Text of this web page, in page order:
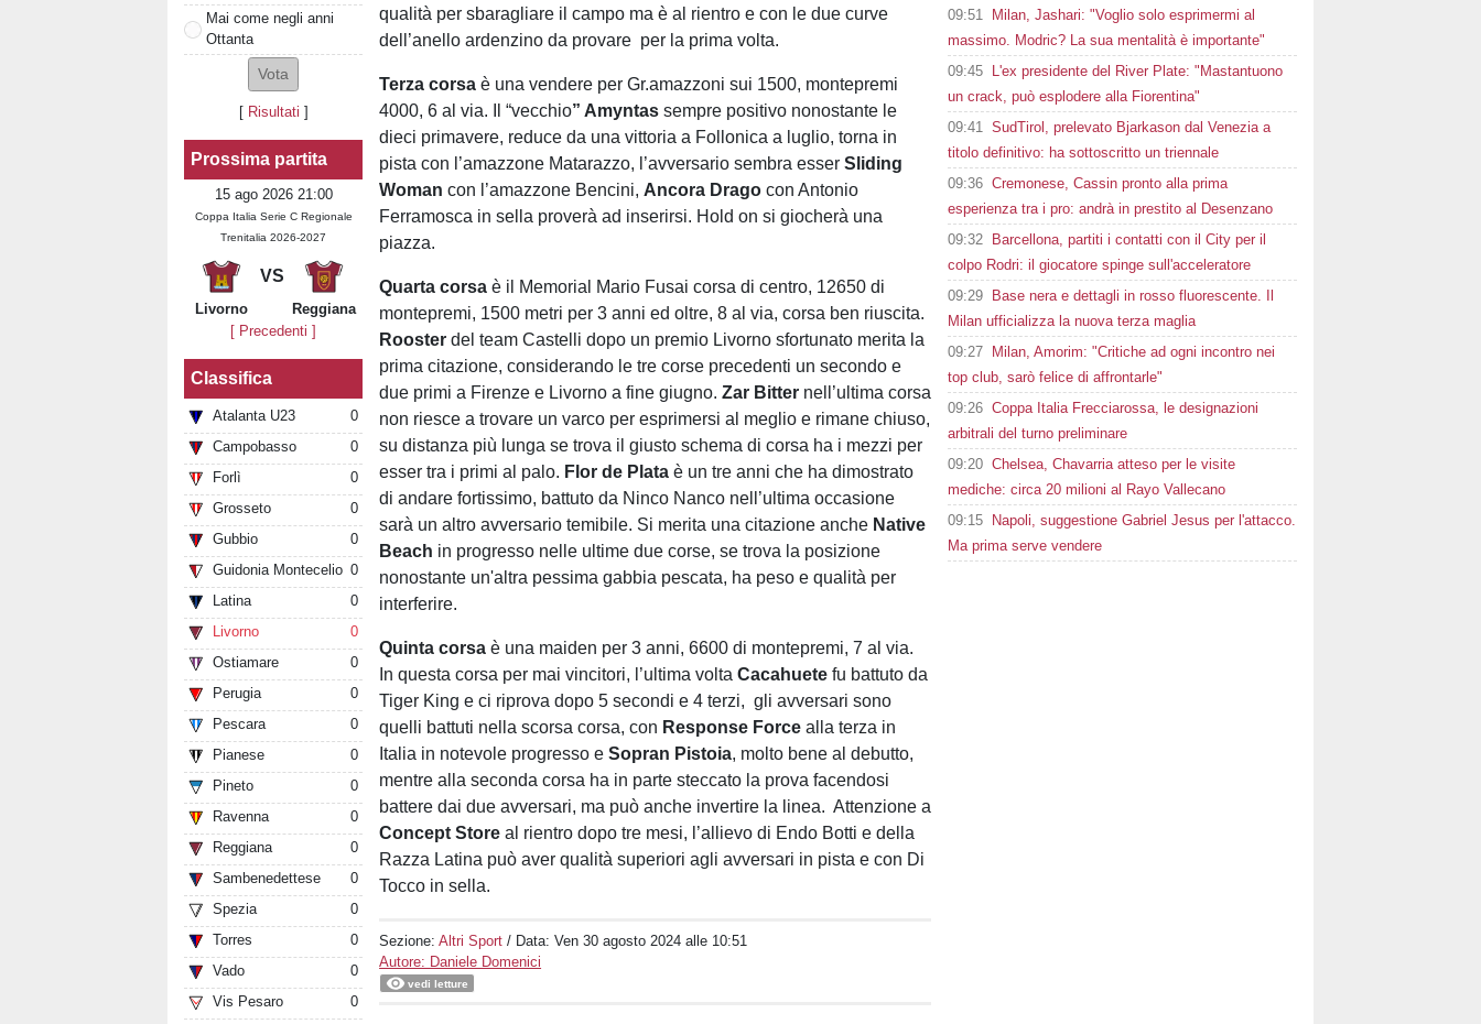
Mai come negli anni
Ottanta
[ Risultati ]
Prossima partita
15 ago 2026 21:00
Coppa Italia Serie C Regionale
Trenitalia 2026-2027
VS
Livorno
Reggiana
[ Precedenti ]
Classifica
Atalanta U23
0
Campobasso
0
Forlì
0
Grosseto
0
Gubbio
0
Guidonia Montecelio 0
Latina
0
Livorno
0
Ostiamare
0
Perugia
0
Pescara
0
Pianese
0
Pineto
0
Ravenna
0
Reggiana
0
Sambenedettese
0
Spezia
0
Torres
0
Vado
0
Vis Pesaro
0
qualità per sbaragliare il campo ma è al rientro e con le due curve
dell’anello ardenzino da provare per la prima volta.
Terza corsa è una vendere per Gr.amazzoni sui 1500, montepremi
4000, 6 al via. Il “vecchio” Amyntas sempre positivo nonostante le
dieci primavere, reduce da una vittoria a Follonica a luglio, torna in
pista con l’amazzone Matarazzo, l’avversario sembra esserSliding
Woman con l’amazzone Bencini, Ancora Drago con Antonio
Ferramosca in sella proverà ad inserirsi. Hold on si giocherà una
piazza.
Quarta corsa è il Memorial Mario Fusai corsa di centro, 12650 di
montepremi, 1500 metri per 3 anni ed oltre, 8 al via, corsa ben riuscita.
Rooster del team Castelli dopo un premio Livorno sfortunato merita la
prima citazione, considerando le tre corse precedenti un secondo e
due primi a Firenze e Livorno a fine giugno. Zar Bitter nell’ultima corsa
non riesce a trovare un varco per esprimersi al meglio e rimane chiuso,
su distanza più lunga se trova il giusto schema di corsa ha i mezzi per
esser tra i primi al palo. Flor de Plata è un tre anni che ha dimostrato
di andare fortissimo, battuto da Ninco Nanco nell’ultima occasione
sarà un altro avversario temibile. Si merita una citazione anche Native
Beach in progresso nelle ultime due corse, se trova la posizione
nonostante un'altra pessima gabbia pescata, ha peso e qualità per
interferire.
Quinta corsaè una maiden per 3 anni, 6600 di montepremi, 7 al via.
In questa corsa per mai vincitori, l’ultima voltaCacahuete fu battuto da
Tiger King e ci riprova dopo 5 secondi e 4 terzi, gli avversari sono
quelli battuti nella scorsa corsa, con Response Force alla terza in
Italia in notevole progresso eSopran Pistoia, molto bene al debutto,
mentre alla seconda corsa ha in parte steccato la prova facendosi
battere dai due avversari, ma può anche invertire la linea. Attenzione a
Concept Store al rientro dopo tre mesi, l’allievo di Endo Botti e della
Razza Latina può aver qualità superiori agli avversari in pista e con Di
Tocco in sella.
Sezione:Altri Sport / Data:Ven 30 agosto 2024 alle 10:51
Autore: Daniele Domenici
vedi letture
09:51
Milan, Jashari: "Voglio solo esprimermi al
massimo. Modric? La sua mentalità è importante"
09:45
L'ex presidente del River Plate: "Mastantuono
un crack, può esplodere alla Fiorentina"
09:41 SudTirol, prelevato Bjarkason dal Venezia a
titolo definitivo: ha sottoscritto un triennale
09:36 Cremonese, Cassin pronto alla prima
esperienza tra i pro: andrà in prestito al Desenzano
09:32
Barcellona, partiti i contatti con il City per il
colpo Rodri: il giocatore spinge sull'acceleratore
09:29
Base nera e dettagli in rosso fluorescente. Il
Milan ufficializza la nuova terza maglia
09:27
Milan, Amorim: "Critiche ad ogni incontro nei
top club, sarò felice di affrontarle"
09:26 Coppa Italia Frecciarossa, le designazioni
arbitrali del turno preliminare
09:20 Chelsea, Chavarria atteso per le visite
mediche: circa 20 milioni al Rayo Vallecano
09:15
Napoli, suggestione Gabriel Jesus per l'attacco.
Ma prima serve vendere